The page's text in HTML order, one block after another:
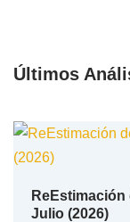
Últimos
Julio (2026)